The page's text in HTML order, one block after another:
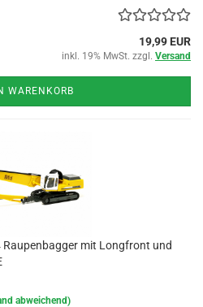
19,99 EUR
inkl. 19% MwSt. zzgl. Versand
WARENKORB
mit Longfront und
abweichend)